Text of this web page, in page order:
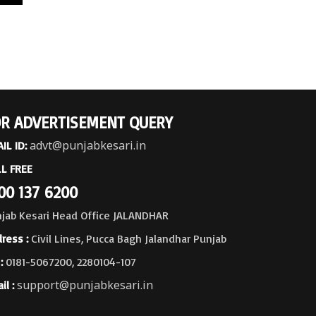
ADVERTISEMENT QUERY
ID: advt@punjabkesari.in
FREE
137 6200
Kesari Head Office JALANDHAR
:Civil Lines, Pucca Bagh Jalandhar Punjab
0181-5067200, 2280104-107
: support@punjabkesari.in